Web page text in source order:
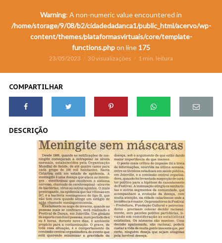
Warning: A non-numeric value encountered in
/home/storage/9/08/b2/cidadedadanca1/public_html/acervo/wp-
content/themes/plataformasvirtuais/core/template-
functions.phpon line 175
23/05/2023 30 visualizações 1 min. leitura
COMPARTILHAR
DESCRIÇÃO